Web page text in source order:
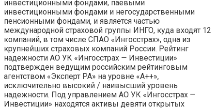
инвестиционными фондами, паевыми
инвестиционными фондами и негосударственными
пенсионными фондами, и является частью
международной страховой группы ИНГО, куда входят 12
компаний, в том числе СПАО «Ингосстрах», одна из
крупнейших страховых компаний России. Рейтинг
надежности АО УК «Ингосстрах — Инвестиции»
подтвержден ведущим российским рейтинговым
агентством «Эксперт РА» на уровне «A++»,
исключительно высокий / наивысший уровень
надежности. Под управлением АО УК «Ингосстрах —
Инвестиции» находятся активы девяти открытых